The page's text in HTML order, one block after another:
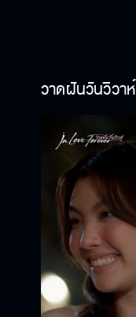
วาดฝันวันวิวาห์